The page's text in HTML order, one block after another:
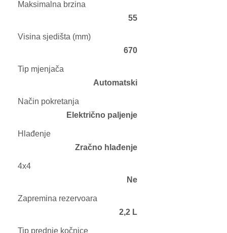
Maksimalna brzina
55
Visina sjedišta (mm)
670
Tip mjenjača
Automatski
Način pokretanja
Električno paljenje
Hlađenje
Zračno hlađenje
4x4
Ne
Zapremina rezervoara
2,2 L
Tip prednje kočnice